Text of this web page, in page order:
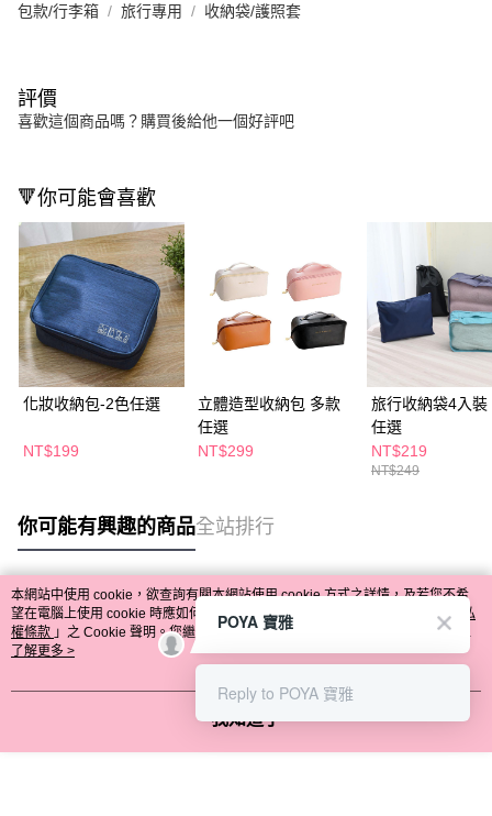
包款/行李箱 旅行專用 收納袋/護照套
評價
喜歡這個商品嗎？購買後給他一個好評吧
🔻你可能會喜歡
化妝收納包-2色任選
NT$199
立體造型收納包 多款
任選
NT$299
旅行收納袋4入裝
任選
NT$219
NT$249
你可能有興趣的商品全站排行
熱門標籤
本網站中使用 cookie，欲查詢有關本網站使用 cookie 方式之詳情，及若您不希
望在電腦上使用 cookie 時應如何變更電腦的 cookie 設定，請參閱本網站「 隱私
權條款 」之 Cookie 聲明。您繼續使用本網站即表示您同意本公司得按本網站使
用條款之 Cookie 聲明使用 cookie。
了解更多 >
我知道了
POYA 寶雅
Reply to POYA 寶雅